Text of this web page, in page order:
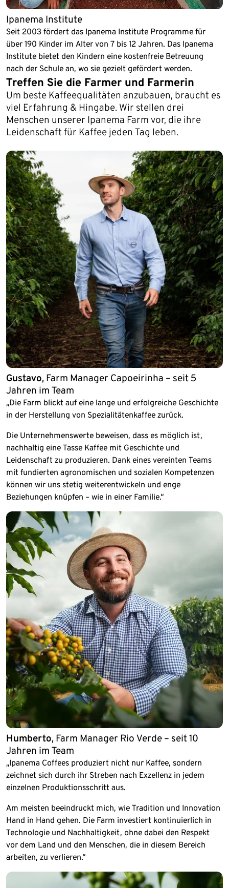
Ipanema Institute
Seit 2003 fördert das Ipanema Institute Programme für
über 190 Kinder im Alter von 7 bis 12 Jahren. Das Ipanema
Institute bietet den Kindern eine kostenfreie Betreuung
nach der Schule an, wo sie gezielt gefördert werden.
Treffen Sie die Farmer und Farmerin
Um beste Kaffeequalitäten anzubauen, braucht es
viel Erfahrung & Hingabe. Wir stellen drei
Menschen unserer Ipanema Farm vor, die ihre
Leidenschaft für Kaffee jeden Tag leben.
Gustavo, Farm Manager Capoeirinha – seit 5
Jahren im Team
„Die Farm blickt auf eine lange und erfolgreiche Geschichte
in der Herstellung von Spezialitätenkaffee zurück.
Die Unternehmenswerte beweisen, dass es möglich ist,
nachhaltig eine Tasse Kaffee mit Geschichte und
Leidenschaft zu produzieren. Dank eines vereinten Teams
mit fundierten agronomischen und sozialen Kompetenzen
können wir uns stetig weiterentwickeln und enge
Beziehungen knüpfen – wie in einer Familie.“
Humberto, Farm Manager Rio Verde – seit 10
Jahren im Team
„Ipanema Coffees produziert nicht nur Kaffee, sondern
zeichnet sich durch ihr Streben nach Exzellenz in jedem
einzelnen Produktionsschritt aus.
Am meisten beeindruckt mich, wie Tradition und Innovation
Hand in Hand gehen. Die Farm investiert kontinuierlich in
Technologie und Nachhaltigkeit, ohne dabei den Respekt
vor dem Land und den Menschen, die in diesem Bereich
arbeiten, zu verlieren.“